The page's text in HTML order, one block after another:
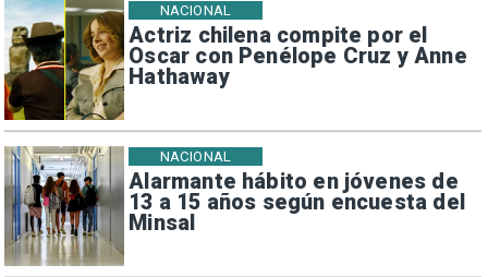
Actriz chilena compite por el
Oscar con Penélope Cruz y Anne
Hathaway
NACIONAL
Alarmante hábito en jóvenes de
13 a 15 años según encuesta del
Minsal
NACIONAL